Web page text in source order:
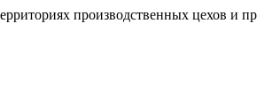
производственных цехов и